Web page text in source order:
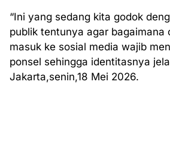
“Ini yang sedang kita godok
publik tentunya agar bagaimana
masuk ke sosial media wajib
ponsel sehingga identitasnya
Jakarta,senin,18 Mei 2026.